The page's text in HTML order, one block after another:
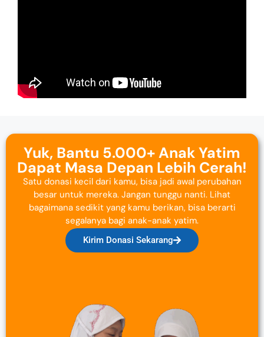
Yuk, Bantu 5.000+ Anak Yatim
Dapat Masa Depan Lebih Cerah!
Satu donasi kecil dari kamu, bisa jadi awal perubahan
besar untuk mereka. Jangan tunggu nanti. Lihat
bagaimana sedikit yang kamu berikan, bisa berarti
segalanya bagi anak-anak yatim.
Kirim Donasi Sekarang